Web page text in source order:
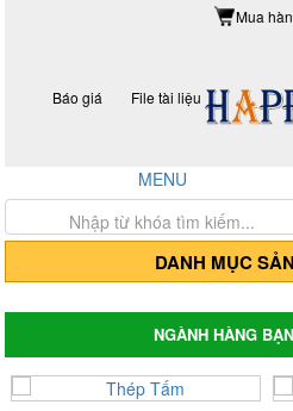
Mua
Báo giá File tài liệu
MENU
Trang chủ
Giới thiệu
Sản Phẩm
Thép hộp mạ kẽm - Thép hộp đen
Thép hộp đen
Thép hộp mã kẽm Hòa Phát
Thép hộp đen Hòa Phát
Thép hộp mã kẽm Hoa Sen
DANH MỤC
NGÀNH HÀNG